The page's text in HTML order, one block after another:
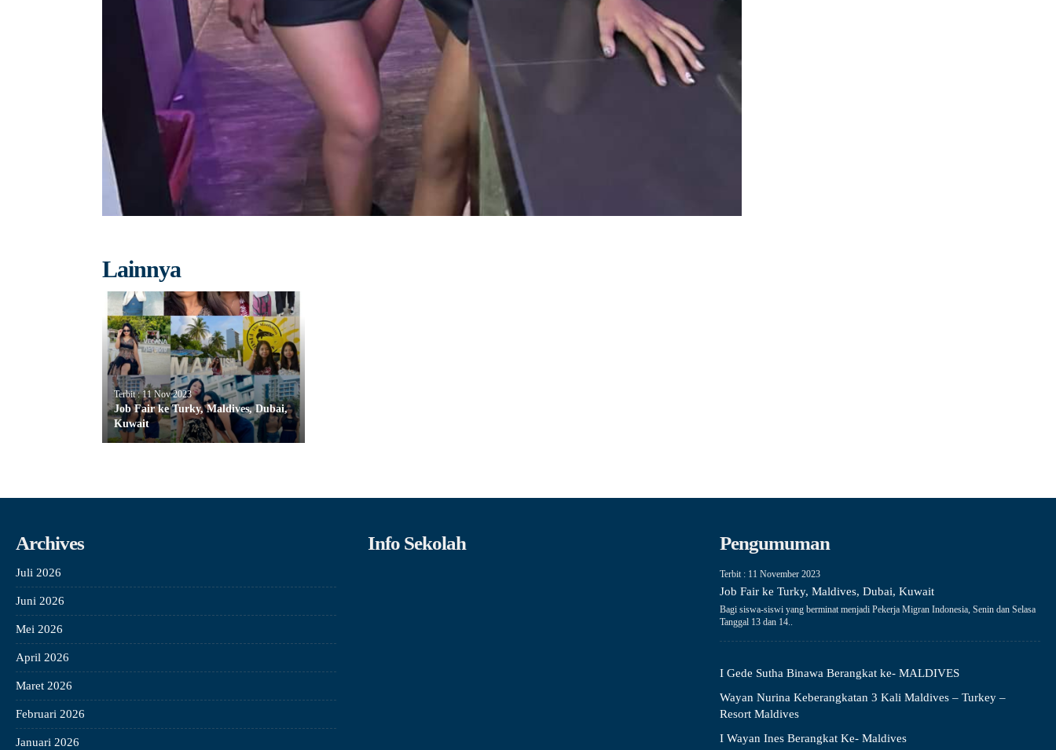
Lainnya
Terbit : 11 Nov 2023
Job Fair ke Turky, Maldives, Dubai,
Kuwait
Archives
Juli 2026
Juni 2026
Mei 2026
April 2026
Maret 2026
Februari 2026
Januari 2026
Info Sekolah Pengumuman
Terbit : 11 November 2023
Job Fair ke Turky, Maldives, Dubai, Kuwait
Bagi siswa-siswi yang berminat menjadi Pekerja Migran Indonesia, Senin dan Selasa
Tanggal 13 dan 14..
I Gede Sutha Binawa Berangkat ke- MALDIVES
Wayan Nurina Keberangkatan 3 Kali Maldives – Turkey –
Resort Maldives
I Wayan Ines Berangkat Ke- Maldives